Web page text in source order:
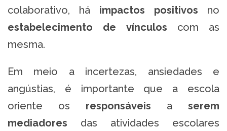
colaborativo, há impactos positivos no
estabelecimento de vínculos com as
mesma.
Em meio a incertezas, ansiedades e
angústias, é importante que a escola
oriente os responsáveis a serem
mediadores das atividades escolares